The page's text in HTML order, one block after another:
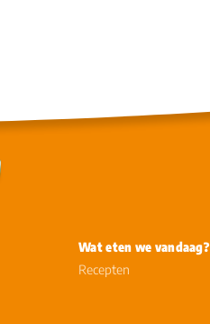
Wat eten we vandaag?
Recepten